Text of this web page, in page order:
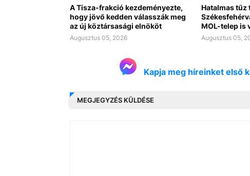
A Tisza-frakció kezdeményezte,
hogy jövő kedden válasszák meg
az új köztársasági elnököt
Augusztus 05, 2026
Hatalmas tűz
MOL-telep is
Augusztus 05,
Kapja meg híreinket első
MEGJEGYZÉS KÜLDÉSE